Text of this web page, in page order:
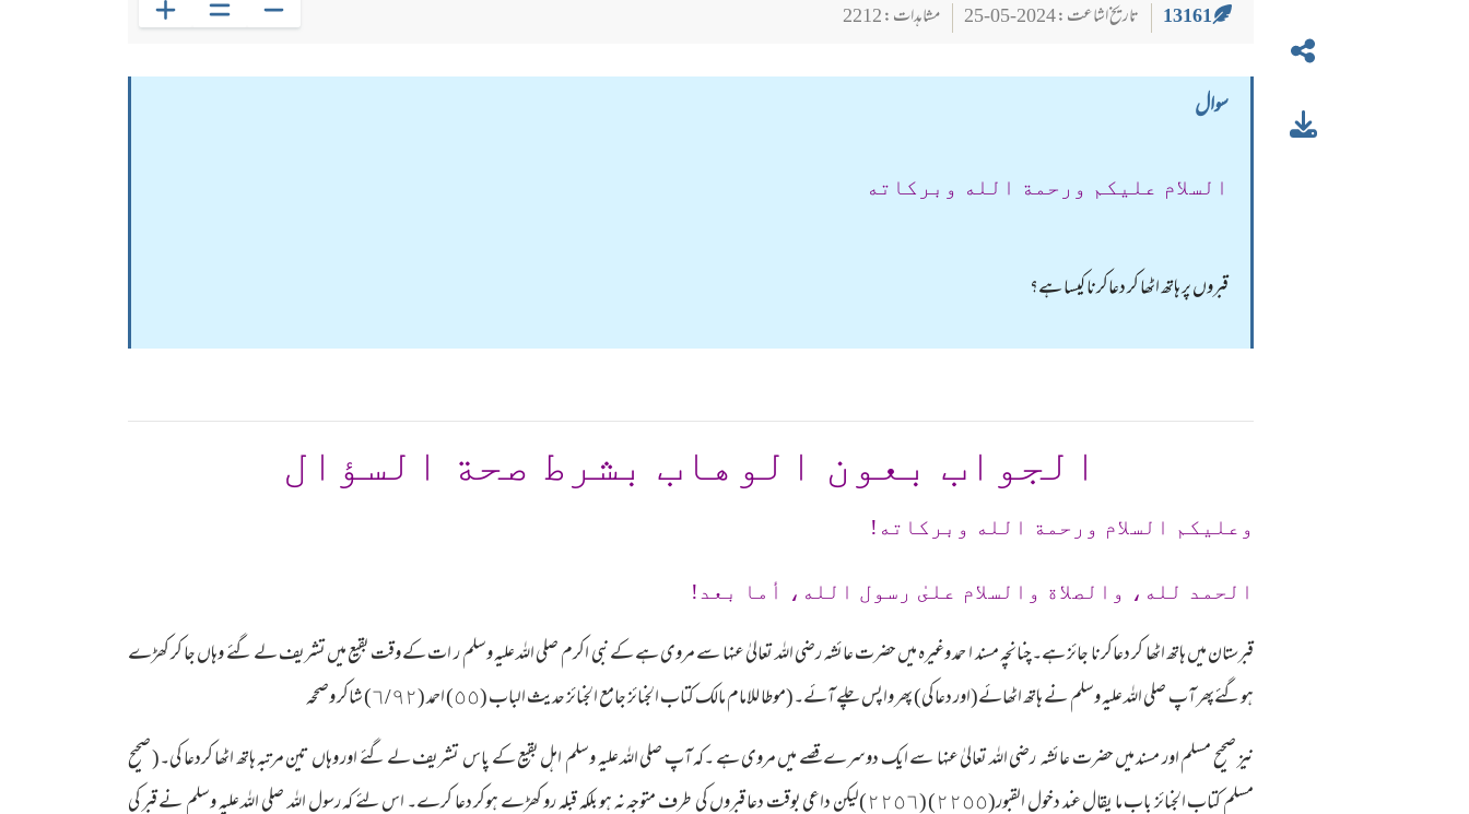
13161 تاریخ اشاعت : 2024-05-25 مشاہدات : 2212
سوال
السلام عليكم ورحمة الله وبركاته
قبروں پر ہاتھ اٹھا کر دعاکرنا کیسا ہے؟
الجواب بعون الوهاب بشرط صحة السؤال
وعلیکم السلام ورحمة الله وبرکاته!
الحمد لله، والصلاة والسلام علىٰ رسول الله، أما بعد!
قبرستان میں ہاتھ اٹھا کر دعاکرنا جائز ہے۔چنانچہ مسند ا حمد وغیرہ میں حضرت عائشہ رضی اللہ تعالیٰ عنہا سے مروی ہے کے نبی اکرم صلی اللہ علیہ وسلم ر ات کے وقت بقیع میں تشریف لے گئے وہاں جا کر کھڑے
ہوگئےپھر آپ صلی اللہ علیہ وسلم نے ہاتھ اٹھائے(اور دعا کی) پھر واپس چلے آئے۔(موطا للامام مالك كتاب الجنائز جامع الجنائز حديث الباب (٥٥) احمد (٦/٩٢) شاكر وصححه
نیز صحیح مسلم اور مسند میں حضرت عائشہ رضی اللہ تعالیٰ عنہا سے ایک دوسرے قصے میں مروی ہے ۔کہ آپ صلی اللہ علیہ وسلم اہل بقیع کے پاس تشریف لے گئے اور وہاں تین مرتبہ ہاتھ اٹھا کردعا کی۔( صحيح
مسلم كتاب الجنائز باب ما يقال عند دخول القبور(٢٢٥٥) (٢٢٥٦)لیکن داعی بوقت دعا قبروں کی طرف متوجہ نہ ہو بلکہ قبلہ رو کھڑے ہوکر دعا کرے۔ اس لئے کہ رسول اللہ صلی اللہ علیہ وسلم نے قبر کی